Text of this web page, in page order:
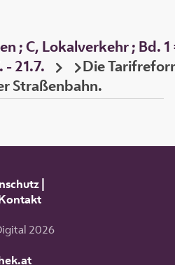
; C, Lokalverkehr ; Bd. 1
- 21.7.
Die
Straßenbahn.
|
2026